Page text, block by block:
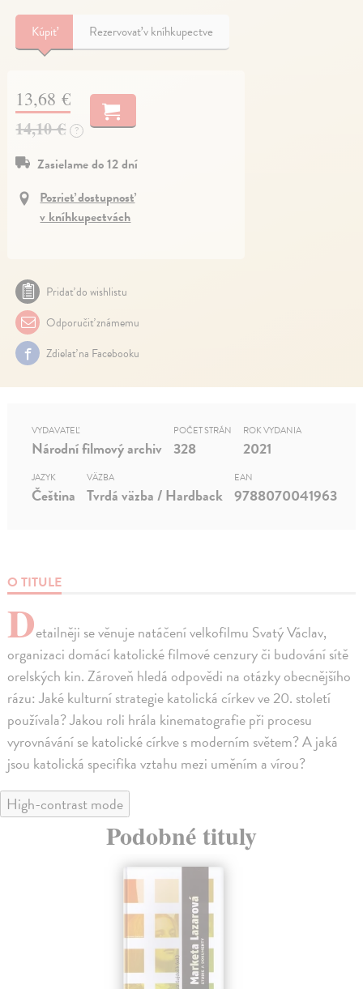
Kúpiť Rezervovať v kníhkupectve
13,68 €
14,10 € ?
Zasielame do 12 dní
Pozrieť dostupnosť
v kníhkupectvách
Pridať do wishlistu
Odporučiť známemu
Zdielať na Facebooku
O TITULE
Detailněji se věnuje natáčení velkofilmu Svatý Václav,
organizaci domácí katolické filmové cenzury či budování sítě
orelských kin. Zároveň hledá odpovědi na otázky obecnějšího
rázu: Jaké kulturní strategie katolická církev ve 20. století
používala? Jakou roli hrála kinematografie při procesu
vyrovnávání se katolické církve s moderním světem? A jaká
jsou katolická specifika vztahu mezi uměním a vírou?
VYDAVATEĽ
Národní filmový archiv
POČET STRÁN
328
ROK VYDANIA
2021
JAZYK
Čeština
VÄZBA
Tvrdá väzba / Hardback
EAN
9788070041963
High-contrast mode
Podobné tituly